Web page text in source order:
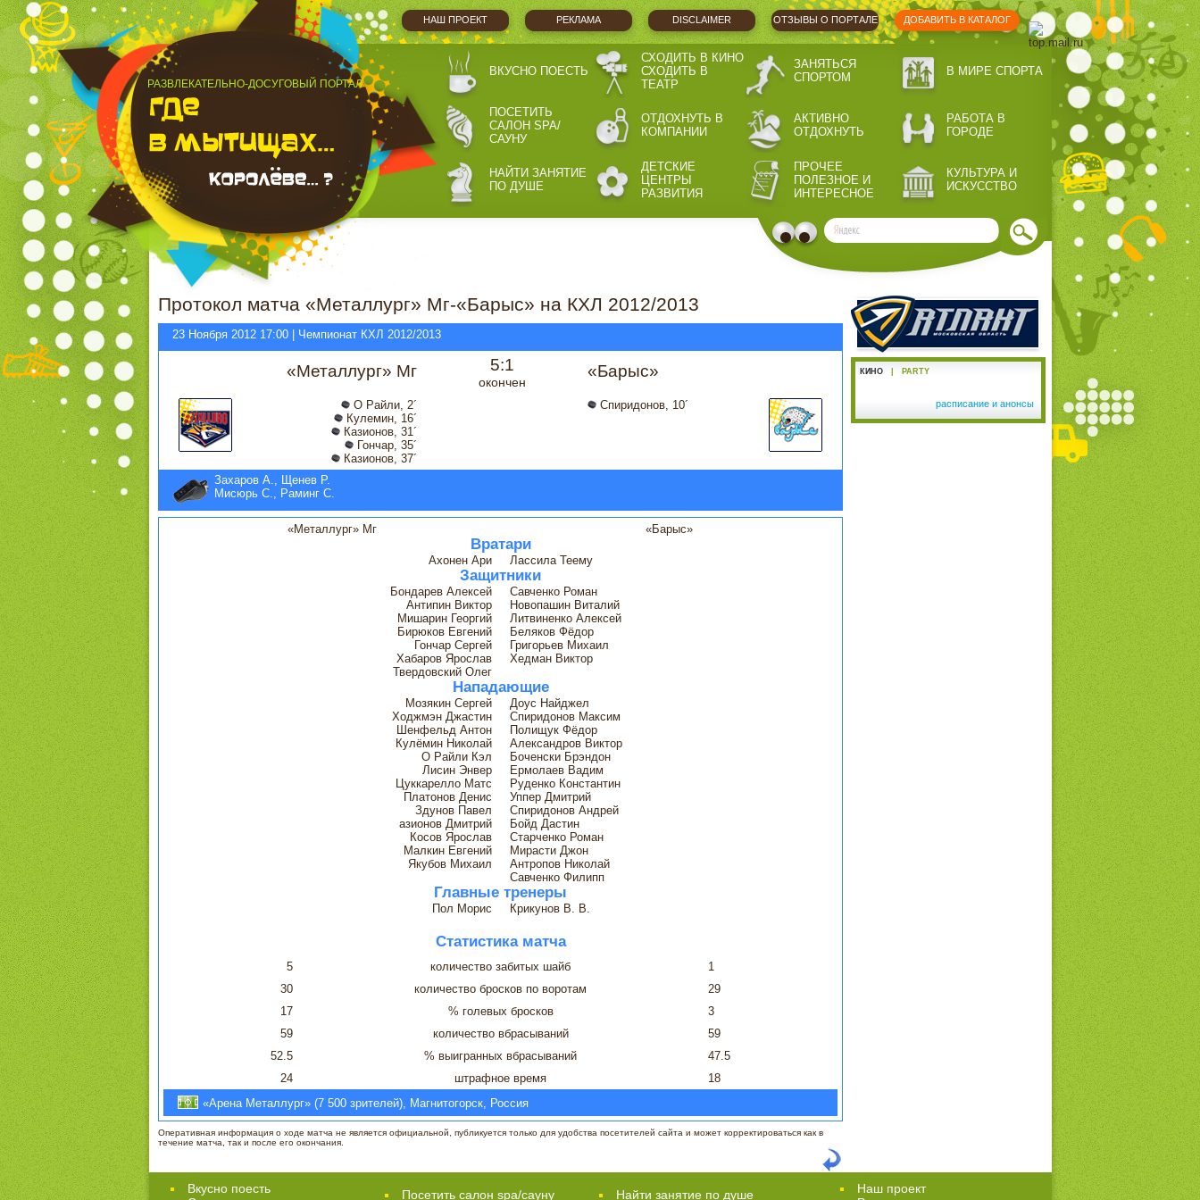
НАШ ПРОЕКТ РЕКЛАМА DISCLAIMER ОТЗЫВЫ О ПОРТАЛЕ ДОБАВИТЬ В КАТАЛОГ
РАЗВЛЕКАТЕЛЬНО-ДОСУГОВЫЙ ПОРТАЛ
ВКУСНО ПОЕСТЬ
СХОДИТЬ В КИНО
СХОДИТЬ В
ТЕАТР
ЗАНЯТЬСЯ
СПОРТОМ
В МИРЕ СПОРТА
ПОСЕТИТЬ
САЛОН SPA/
САУНУ
ОТДОХНУТЬ В
КОМПАНИИ
АКТИВНО
ОТДОХНУТЬ
РАБОТА В
ГОРОДЕ
НАЙТИ ЗАНЯТИЕ
ПО ДУШЕ
ДЕТСКИЕ
ЦЕНТРЫ
РАЗВИТИЯ
ПРОЧЕЕ
ПОЛЕЗНОЕ И
ИНТЕРЕСНОЕ
КУЛЬТУРА И
ИСКУССТВО
Протокол матча «Металлург» Мг-«Барыс» на КХЛ 2012/2013
23 Ноября 2012 17:00 | Чемпионат КХЛ 2012/2013
«Металлург» Мг 5:1
окончен
«Барыс»
О Райли, 2´
Кулемин, 16´
Казионов, 31´
Гончар, 35´
Казионов, 37´
Спиридонов, 10´
Захаров А., Щенев Р.
Мисюрь С., Раминг С.
«Металлург» Мг «Барыс»
Вратари
Ахонен Ари Лассила Теему
Защитники
Бондарев Алексей
Савченко Роман
Антипин Виктор
Новопашин Виталий
Мишарин Георгий
Литвиненко Алексей
Бирюков Евгений
Беляков Фёдор
Гончар Сергей
Григорьев Михаил
Хабаров Ярослав
Хедман Виктор
Твердовский Олег
Нападающие
Мозякин Сергей
Доус Найджел
Ходжмэн Джастин
Спиридонов Максим
Шенфельд Антон
Полищук Фёдор
Кулёмин Николай
Александров Виктор
О Райли Кэл
Боченски Брэндон
Лисин Энвер
Ермолаев Вадим
Цуккарелло Матс
Руденко Константин
Платонов Денис
Уппер Дмитрий
Здунов Павел
Спиридонов Андрей
азионов Дмитрий
Бойд Дастин
Косов Ярослав
Старченко Роман
Малкин Евгений
Мирасти Джон
Якубов Михаил
Антропов Николай
Савченко Филипп
Главные тренеры
Пол Морис Крикунов В. В.
Статистика матча
5 количество забитых шайб
1
30
количество бросков по воротам
29
17
% голевых бросков
3
59
количество вбрасываний
59
52.5
% выигранных вбрасываний
47.5
24
штрафное время
18
«Арена Металлург» (7 500 зрителей), Магнитогорск, Россия
Оперативная информация о ходе матча не является официальной, публикуется только для удобства посетителей сайта и может корректироваться как в
течение матча, так и после его окончания.
КИНО PARTY
расписание и анонсы
Вкусно поесть
Посетить салон spa/сауну Найти занятие по душе
Наш проект